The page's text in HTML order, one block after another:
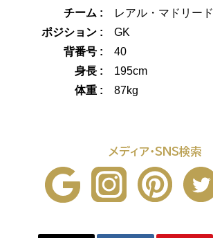
チーム :
レアル・マドリード
ポジション :
GK
背番号 :
40
身長 :
195cm
体重 :
87kg
メディア・SNS検索